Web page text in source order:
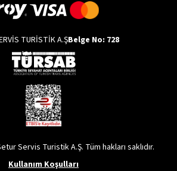
TURİSTİK A.ŞBelge No: 728
Servis Turistik A.Ş. Tüm hakları saklıdır.
Kullanım Koşulları